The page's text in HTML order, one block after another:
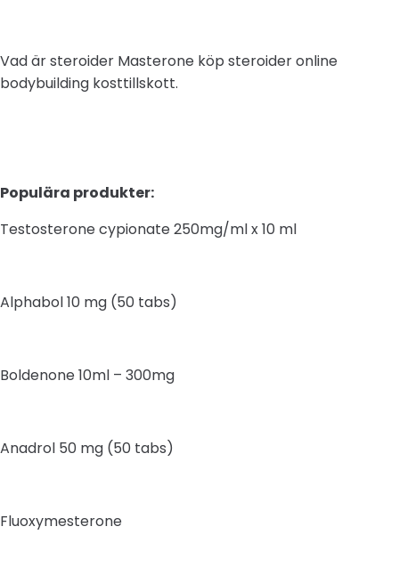
Vad är steroider Masterone köp steroider online
bodybuilding kosttillskott.
Populära produkter:
Testosterone cypionate 250mg/ml x 10 ml
Alphabol 10 mg (50 tabs)
Boldenone 10ml – 300mg
Anadrol 50 mg (50 tabs)
Fluoxymesterone